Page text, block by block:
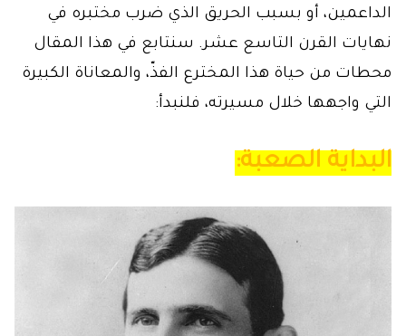
الداعمين، أو بسبب الحريق الذي ضرب مختبره في
نهايات القرن التاسع عشر. سنتابع في هذا المقال
محطات من حياة هذا المخترع الفذّ، والمعاناة الكبيرة
التي واجهها خلال مسيرته، فلنبدأ:
البداية الصعبة: